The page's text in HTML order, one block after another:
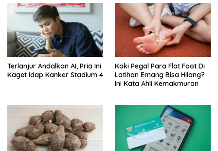
Terlanjur Andalkan AI, Pria Ini
Kaget Idap Kanker Stadium 4
Kaki Pegal Para Flat Foot Di
Latihan Emang Bisa Hilang?
Ini Kata Ahli Kemakmuran